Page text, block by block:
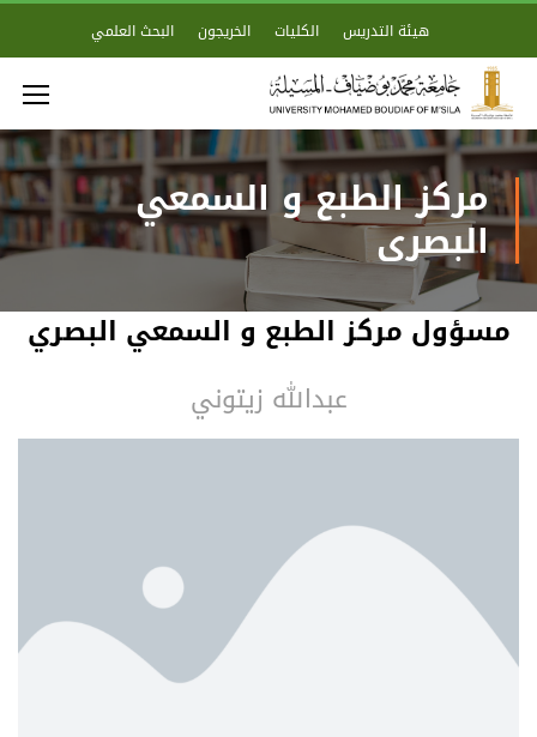
هيئة التدريس الكليات الخريجون البحث العلمي
مركز الطبع و السمعي
البصري
مسؤول مركز الطبع و السمعي البصري
عبدالله زيتوني